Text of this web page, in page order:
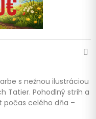
s nežnou ilustráciou
Tatier. Pohodlný strih a
počas celého dňa –